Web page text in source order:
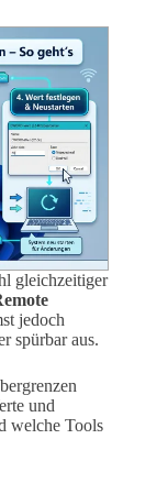
gleichzeitiger
jedoch
spürbar aus.
und
welche Tools